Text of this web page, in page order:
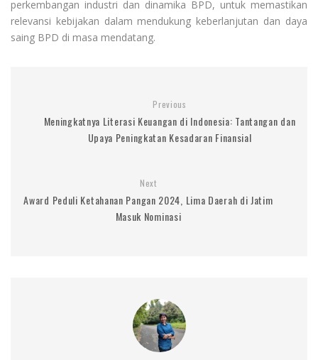
perkembangan industri dan dinamika BPD, untuk memastikan
relevansi kebijakan dalam mendukung keberlanjutan dan daya
saing BPD di masa mendatang.
Previous
Meningkatnya Literasi Keuangan di Indonesia: Tantangan dan
Upaya Peningkatan Kesadaran Finansial
Next
Award Peduli Ketahanan Pangan 2024, Lima Daerah di Jatim
Masuk Nominasi